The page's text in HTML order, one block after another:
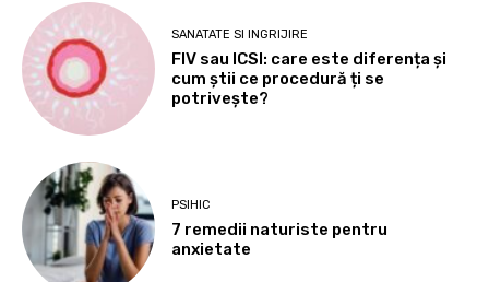
SANATATE SI INGRIJIRE
FIV sau ICSI: care este diferența și
cum știi ce procedură ți se
potrivește?
PSIHIC
7 remedii naturiste pentru
anxietate